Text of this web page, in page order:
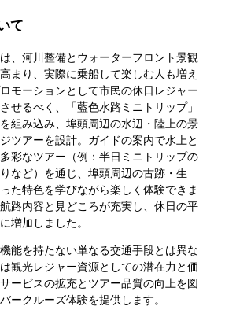
て
、河川整備とウォーターフロント景観
まり、実際に乗船して楽しむ人も増え
モーションとして市民の休日レジャー
せるべく、「藍色水路ミニトリップ」
組み込み、埠頭周辺の水辺・陸上の景
ツアーを設計。ガイドの案内で水上と
彩なツアー（例：半日ミニトリップの
など）を通じ、埠頭周辺の古跡・生
た特色を学びながら楽しく体験できま
路内容と見どころが充実し、休日の平
増加しました。
能を持たない単なる交通手段とは異な
観光レジャー資源としての潜在力と価
ービスの拡充とツアー品質の向上を図
ークルーズ体験を提供します。